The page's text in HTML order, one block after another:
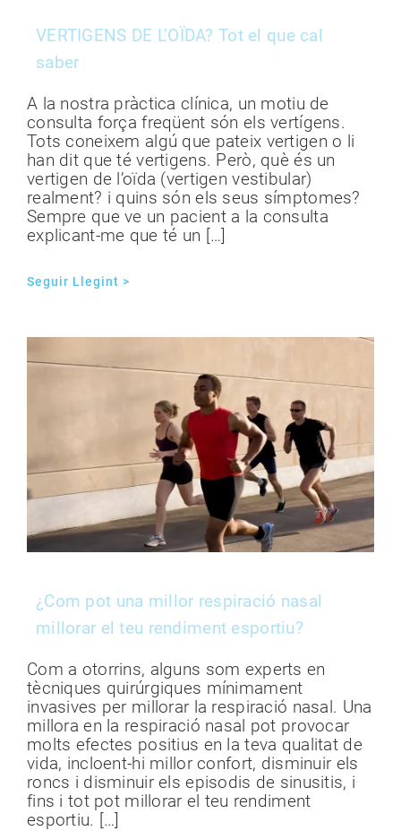
VERTIGENS DE L’OÏDA? Tot el que cal
saber
A la nostra pràctica clínica, un motiu de
consulta força freqüent són els vertígens.
Tots coneixem algú que pateix vertigen o li
han dit que té vertigens. Però, què és un
vertigen de l’oïda (vertigen vestibular)
realment? i quins són els seus símptomes?
Sempre que ve un pacient a la consulta
explicant-me que té un […]
Seguir Llegint >
¿Com pot una millor respiració nasal
millorar el teu rendiment esportiu?
Com a otorrins, alguns som experts en
tècniques quirúrgiques mínimament
invasives per millorar la respiració nasal. Una
millora en la respiració nasal pot provocar
molts efectes positius en la teva qualitat de
vida, incloent-hi millor confort, disminuir els
roncs i disminuir els episodis de sinusitis, i
fins i tot pot millorar el teu rendiment
esportiu. […]